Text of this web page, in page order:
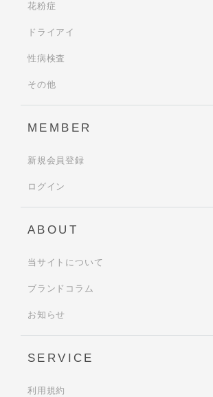
花粉症
ドライアイ
性病検査
その他
MEMBER
新規会員登録
ログイン
ABOUT
当サイトについて
ブランドコラム
お知らせ
SERVICE
利用規約